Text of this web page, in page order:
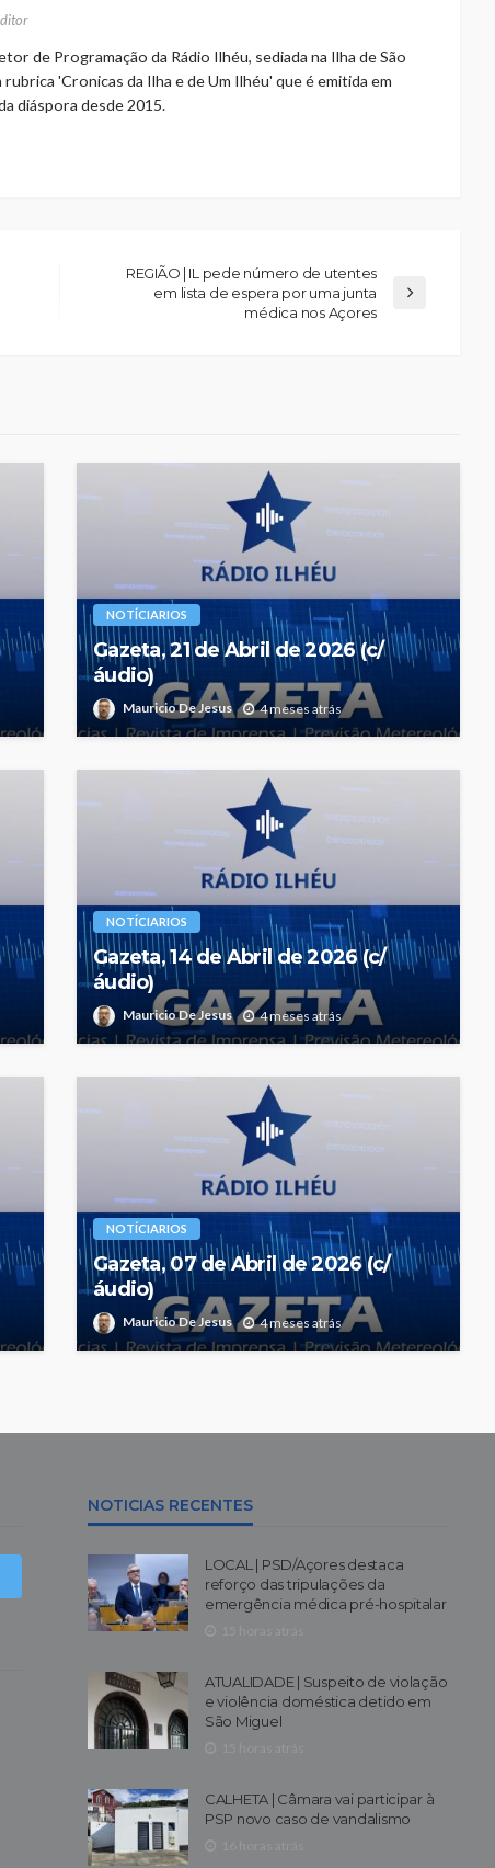
de Programação da Rádio Ilhéu, sediada na Ilha de São
'Cronicas da Ilha e de Um Ilhéu' que é emitida em
diáspora desde 2015.
REGIÃO | IL pede número de utentes
em lista de espera por uma junta
médica nos Açores
NOTÍCIARIOS
Gazeta, 21 de Abril de 2026 (c/
áudio)
Mauricio De Jesus 4 meses atrás
NOTÍCIARIOS
Gazeta, 14 de Abril de 2026 (c/
áudio)
Mauricio De Jesus 4 meses atrás
NOTÍCIARIOS
Gazeta, 07 de Abril de 2026 (c/
áudio)
Mauricio De Jesus 4 meses atrás
NOTICIAS RECENTES
LOCAL | PSD/Açores destaca
reforço das tripulações da
emergência médica pré-hospitalar
ATUALIDADE | Suspeito de violação
e violência doméstica detido em
São Miguel
CALHETA | Câmara vai participar à
PSP novo caso de vandalismo